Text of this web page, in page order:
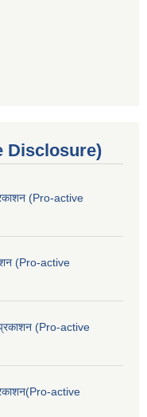
Disclosure)
(Pro-active
(Pro-active
(Pro-active
active